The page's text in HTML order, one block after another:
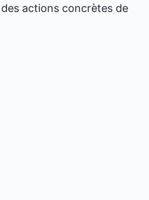
actions concrètes de